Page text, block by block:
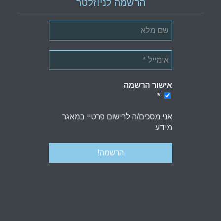
הרשמה לניוזלטר
אישור הרשמה
*
אני מסכים/ה לרישום פרטיי במאגר
מידע